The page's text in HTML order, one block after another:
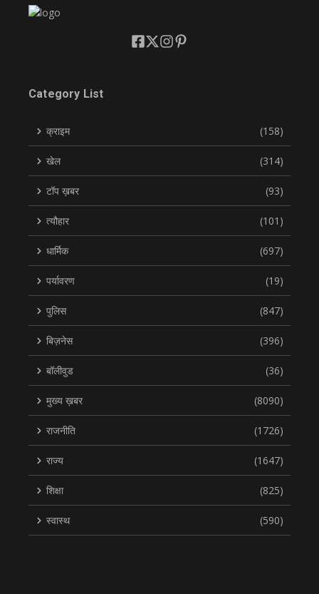
Category List
क्राइम (158)
खेल (314)
टॉप ख़बर (93)
त्यौहार (101)
धार्मिक (697)
पर्यावरण (19)
पुलिस (847)
बिज़नेस (396)
बॉलीवुड (36)
मुख्य ख़बर (8090)
राजनीति (1726)
राज्य (1647)
शिक्षा (825)
स्वास्थ (590)